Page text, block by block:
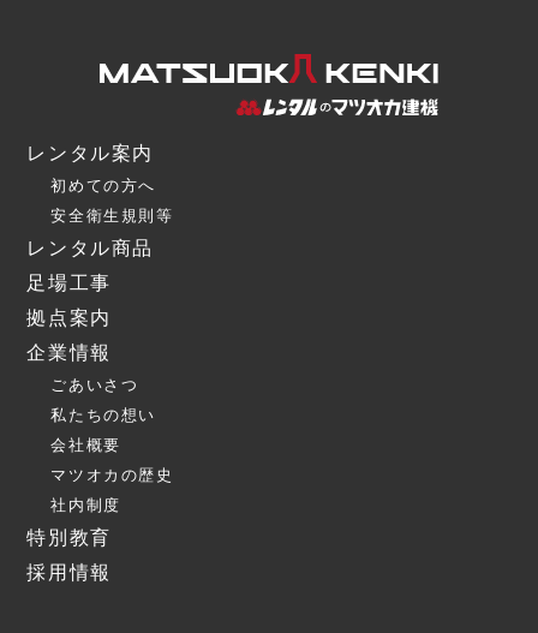
レンタル案内
初めての方へ
安全衛生規則等
レンタル商品
足場工事
拠点案内
企業情報
ごあいさつ
私たちの想い
会社概要
マツオカの歴史
社内制度
特別教育
採用情報